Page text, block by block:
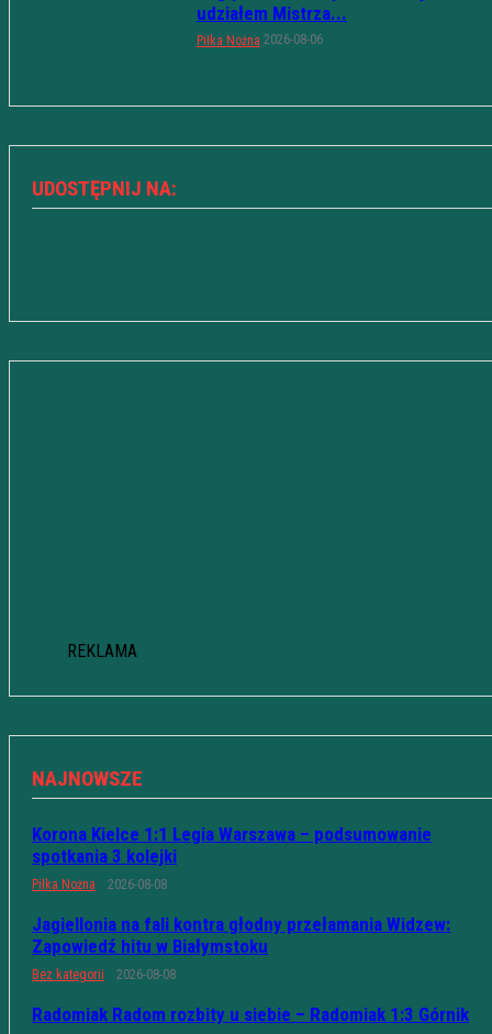
udziałem Mistrza...
Piłka Nożna 2026-08-06
UDOSTĘPNIJ NA:
REKLAMA
NAJNOWSZE
Korona Kielce 1:1 Legia Warszawa – podsumowanie
spotkania 3 kolejki
Piłka Nożna 2026-08-08
Jagiellonia na fali kontra głodny przełamania Widzew:
Zapowiedź hitu w Białymstoku
Bez kategorii 2026-08-08
Radomiak Radom rozbity u siebie – Radomiak 1:3 Górnik